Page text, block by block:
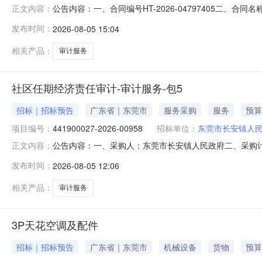
正文内容： 公告内容：一、合同编号HT-2026-04797405二、合同
所有限公司地址：南城区莞太路南城路段23号鸿禧商业
发布时间： 2026-08-05 15:04
相关产品：
审计服务
社区任期经济责任审计-审计服务-包5
招标｜招标预告 广东省｜东莞市 服务采购 服务
预
项目编号： 441900027-2026-00958 招标单位： 东莞市长安镇人
正文内容： 公告内容：一、采购人：东莞市长安镇人民政府二、采
发布时间： 2026-08-05 12:06
相关产品：
审计服务
3P天花空调及配件
招标｜招标预告 广东省｜东莞市 机械设备 货物
预